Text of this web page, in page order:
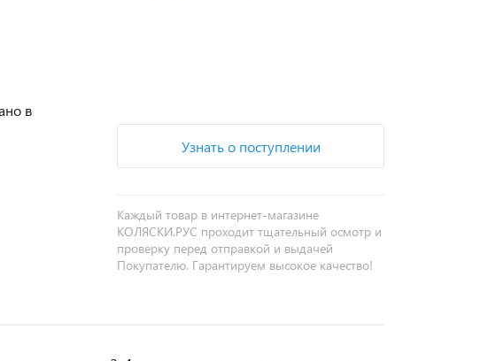
в
Узнать о поступлении
Каждый товар в интернет-магазине
КОЛЯСКИ.РУС проходит тщательный осмотр и
проверку перед отправкой и выдачей
Покупателю. Гарантируем высокое качество!